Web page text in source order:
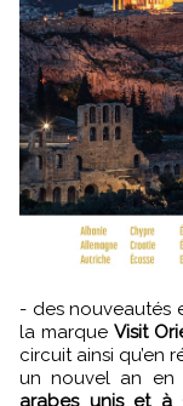
- des nouveautés en dehors des terres européennes avec
la marque Visit
circuit ainsi qu’en
un nouvel an en
arabes unis et à